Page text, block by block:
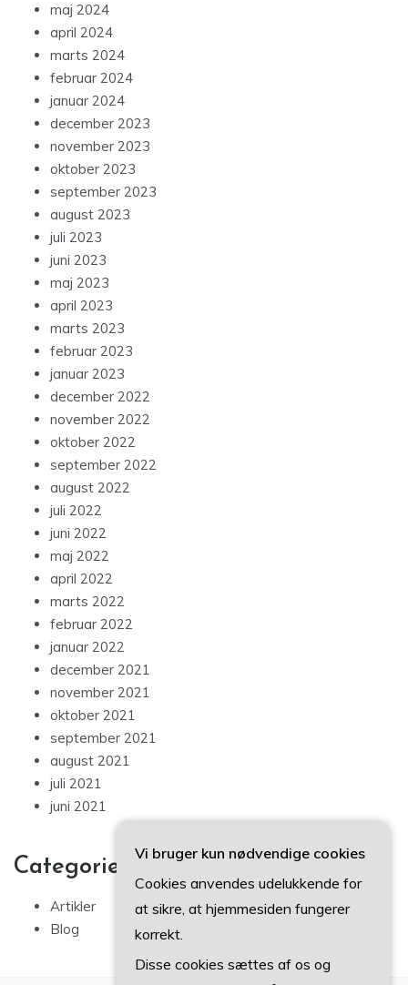
maj 2024
april 2024
marts 2024
februar 2024
januar 2024
december 2023
november 2023
oktober 2023
september 2023
august 2023
juli 2023
juni 2023
maj 2023
april 2023
marts 2023
februar 2023
januar 2023
december 2022
november 2022
oktober 2022
september 2022
august 2022
juli 2022
juni 2022
maj 2022
april 2022
marts 2022
februar 2022
januar 2022
december 2021
november 2021
oktober 2021
september 2021
august 2021
juli 2021
juni 2021
Categories
Artikler
Blog
Vi bruger kun nødvendige cookies
Cookies anvendes udelukkende for
at sikre, at hjemmesiden fungerer
korrekt.
Disse cookies sættes af os og